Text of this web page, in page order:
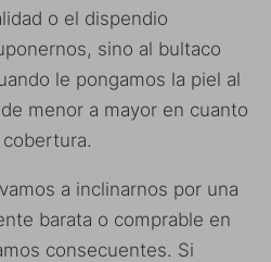
o el dispendio
sino al bultaco
le pongamos la piel al
menor a mayor en cuanto
a inclinarnos por una
barata o comprable en
consecuentes. Si